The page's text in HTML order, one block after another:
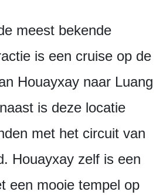
meest bekende
is een cruise op de
Houayxay naar Luang
is deze locatie
met het circuit van
Houayxay zelf is een
een mooie tempel op